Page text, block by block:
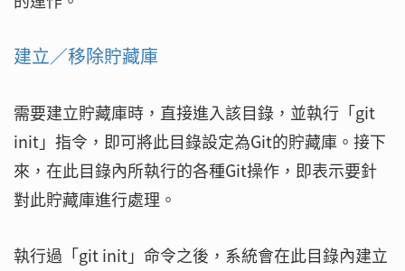
建立／移除貯藏庫
需要建立貯藏庫時，直接進入該目錄，並執行「git
init」指令，即可將此目錄設定為Git的貯藏庫。接下
來，在此目錄內所執行的各種Git操作，即表示要針
對此貯藏庫進行處理。
執行過「git init」命令之後，系統會在此目錄內建立